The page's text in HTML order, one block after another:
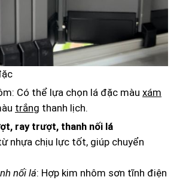
Có thể lựa chọn lá đặc màu xám
trắng thanh lịch.
ray trượt, thanh nối lá
nhựa chịu lực tốt, giúp chuyển
nối lá: Hợp kim nhôm sơn tĩnh điện